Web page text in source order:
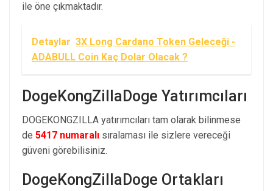
ile öne çıkmaktadır.
Detaylar 3X Long Cardano Token Geleceği -
ADABULL Coin Kaç Dolar Olacak ?
DogeKongZillaDoge Yatırımcıları
DOGEKONGZILLA yatırımcıları tam olarak bilinmese
de 5417 numaralı sıralaması ile sizlere vereceği
güveni görebilisiniz.
DogeKongZillaDoge Ortakları